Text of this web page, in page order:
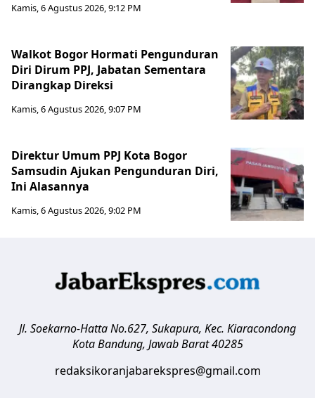
Kamis, 6 Agustus 2026, 9:12 PM
Walkot Bogor Hormati Pengunduran
Diri Dirum PPJ, Jabatan Sementara
Dirangkap Direksi
Kamis, 6 Agustus 2026, 9:07 PM
Direktur Umum PPJ Kota Bogor
Samsudin Ajukan Pengunduran Diri,
Ini Alasannya
Kamis, 6 Agustus 2026, 9:02 PM
Jl. Soekarno-Hatta No.627, Sukapura, Kec. Kiaracondong
Kota Bandung, Jawab Barat 40285
redaksikoranjabarekspres@gmail.com